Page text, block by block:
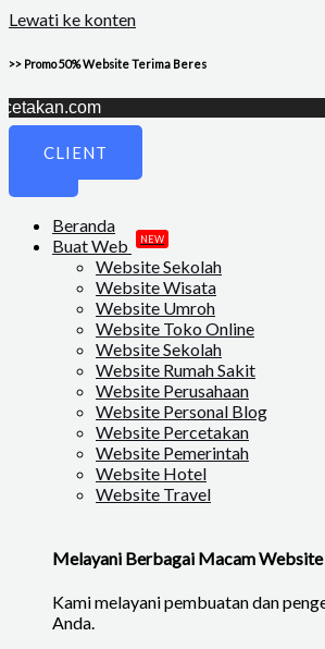
Lewati ke konten
>> Promo 50% Website Terima Beres
CLIENT
Beranda
Buat Web
NEW
Website Sekolah
Website Wisata
Website Umroh
Website Toko Online
Website Sekolah
Website Rumah Sakit
Website Perusahaan
Website Personal Blog
Website Percetakan
Website Pemerintah
Website Hotel
Website Travel
Melayani Berbagai Macam Website
Kami melayani pembuatan dan
Anda.